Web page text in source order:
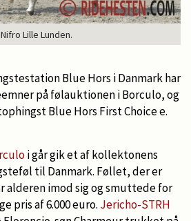
Nifro Lille Lunden.
Blue Hors i Danmark har
på følauktionen i Borculo, og
Blue Hors First Choice e.
i går gik et af kollektonens
til Danmark. Føllet, der er
alderen imod sig og smuttede for
pris af 6.000 euro. Jericho-STRH